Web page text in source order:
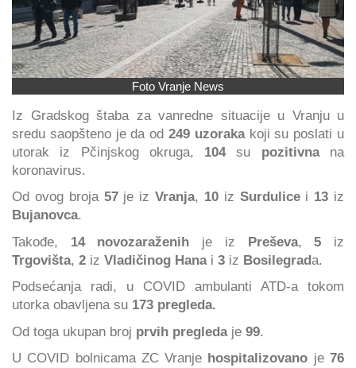
Foto Vranje News
Iz Gradskog štaba za vanredne situacije u Vranju u
sredu saopšteno je da od 249 uzorakakoji su poslati u
utorak iz Pčinjskog okruga, 104su pozitivnana
koronavirus.
Od ovog broja 57je iz Vranja, 10iz Surdulicei 13 iz
Bujanovca.
Takođe, 14 novozaraženih je iz Preševa,5 iz
Trgovišta, 2 iz Vladičinog Hanai 3 iz Bosilegrada.
Podsećanja radi, u COVID ambulanti ATD-a tokom
utorka obavljena su 173 pregleda.
Od toga ukupan broj prvih pregledaje 99.
U COVID bolnicama ZC Vranje hospitalizovano je76